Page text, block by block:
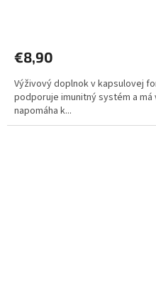
€8,90
Výživový doplnok v kapsulovej
podporuje imunitný systém a
napomáha k...